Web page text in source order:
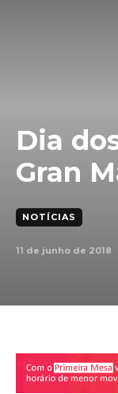
Dia
Gran
NOTÍCIAS
11 de junho de 2018